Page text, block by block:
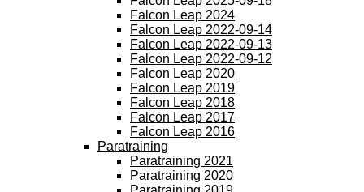
Falcon Leap 2024
Falcon Leap 2022-09-14
Falcon Leap 2022-09-13
Falcon Leap 2022-09-12
Falcon Leap 2020
Falcon Leap 2019
Falcon Leap 2018
Falcon Leap 2017
Falcon Leap 2016
Paratraining
Paratraining 2021
Paratraining 2020